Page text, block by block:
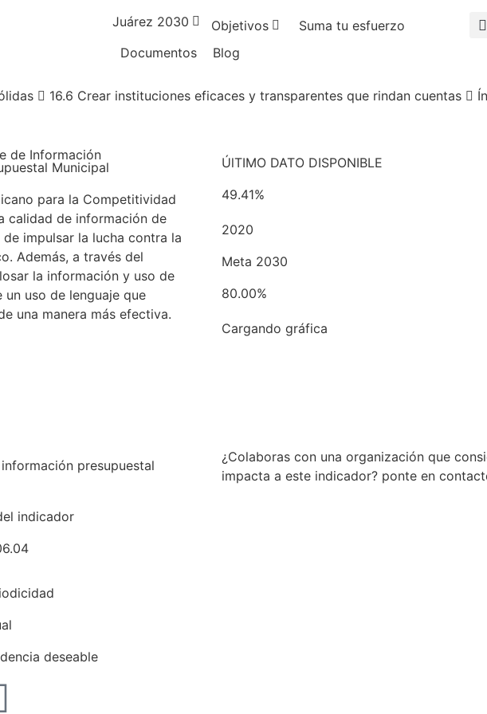
Juárez 2030 Objetivos
Suma tu esfuerzo
Documentos
Blog
16.6 Crear instituciones eficaces y transparentes que rindan cuentas
de Información
Municipal
para la Competitividad
calidad de información de
impulsar la lucha contra la
Además, a través del
la información y uso de
uso de lenguaje que
una manera más efectiva.
presupuestal
indicador
deseable
ÚlTIMO DATO DISPONIBLE
49.41%
2020
Meta 2030
80.00%
Cargando gráfica
¿Colaboras con una organización que
impacta a este indicador? ponte en